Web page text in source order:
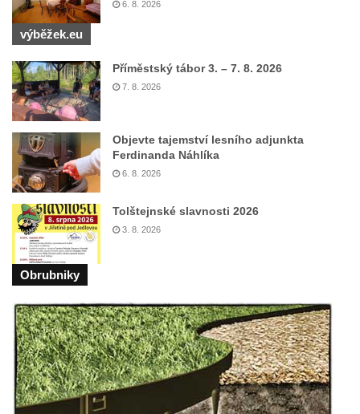
Újezd a Krauchthal v parku na Náměstí v
Kamenném Újezdě
Velešíně
Pomník J. V. Kamarýta v Krumlovské ulici ve
Velešíně
Pamětní deska arcibiskupa Micara ve
vstupu do poutního místa Římov
Plastika Koule v Gutenbergově ulici v
Liberci
Pamětní deska Vojtěcha Kocmicha na
domě čp. 37 v ulici Betlém v Římově
Pomník na paměť zrušení roboty v Plavu
Socha vodníka v Plavu
Socha svatého Jana Nepomuckého v
Třebušíně
Pamětní deska Johanna Nepomuka
Fischera na domě čp. 5/16 na třídě 9.
6. 8. 2026
výběžek.eu
Příměstský tábor 3. – 7. 8. 2026
7. 8. 2026
Objevte tajemství lesního adjunkta
Ferdinanda Náhlíka
6. 8. 2026
Tolštejnské slavnosti 2026
3. 8. 2026
Obrubniky